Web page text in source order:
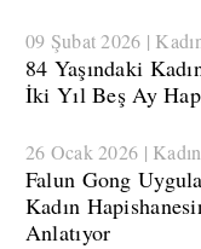
09 Şubat 2026 |
​84 Yaşındaki
İki Yıl Beş Ay
26 Ocak 2026 |
​Falun Gong
Kadın
Anlatıyor